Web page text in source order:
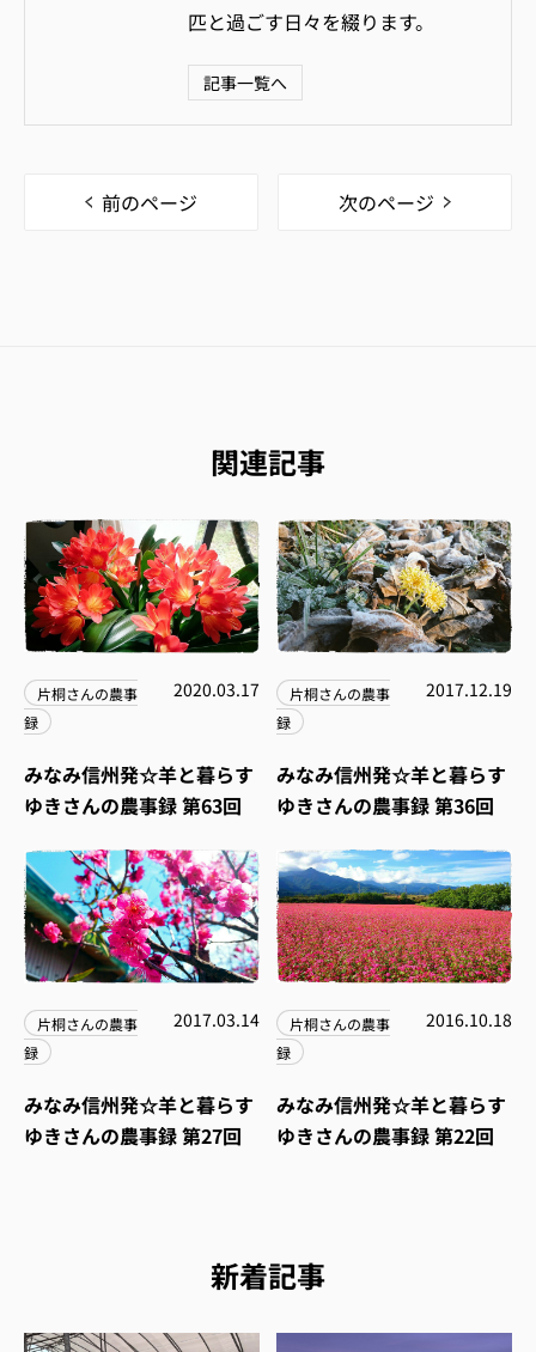
匹と過ごす日々を綴ります。
記事一覧へ
前のページ 次のページ
関連記事
片桐さんの農事
録
2020.03.17
みなみ信州発☆羊と暮らす
ゆきさんの農事録 第63回
片桐さんの農事
録
2017.12.19
みなみ信州発☆羊と暮らす
ゆきさんの農事録 第36回
片桐さんの農事
録
2017.03.14
みなみ信州発☆羊と暮らす
ゆきさんの農事録 第27回
片桐さんの農事
録
2016.10.18
みなみ信州発☆羊と暮らす
ゆきさんの農事録 第22回
新着記事